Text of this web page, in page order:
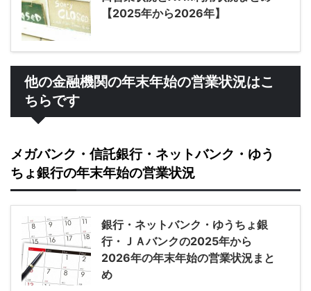
【2025年から2026年】
他の金融機関の年末年始の営業状況はこ
ちらです
メガバンク・信託銀行・ネットバンク・ゆう
ちょ銀行の年末年始の営業状況
銀行・ネットバンク・ゆうちょ銀
行・ＪＡバンクの2025年から
2026年の年末年始の営業状況まと
め